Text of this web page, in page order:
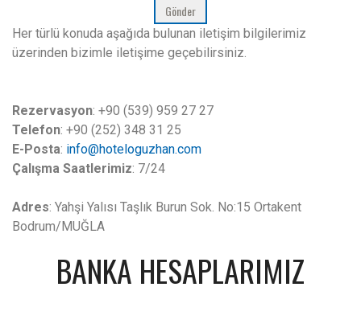
Gönder
Her türlü konuda aşağıda bulunan iletişim bilgilerimiz
üzerinden bizimle iletişime geçebilirsiniz.
Rezervasyon: +90 (539) 959 27 27
Telefon: +90 (252) 348 31 25
E-Posta: info@hoteloguzhan.com
Çalışma Saatlerimiz: 7/24
Adres: Yahşi Yalısı Taşlık Burun Sok. No:15 Ortakent
Bodrum/MUĞLA
BANKA HESAPLARIMIZ